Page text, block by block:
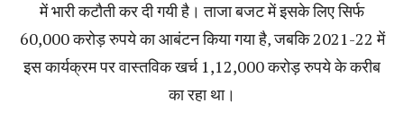
में भारी कटौती कर दी गयी है। ताजा बजट में इसके लिए सिर्फ
60,000 करोड़ रुपये का आबंटन किया गया है‚ जबकि 2021-22 में
इस कार्यक्रम पर वास्तविक खर्च 1,12,000 करोड़ रुपये के करीब
का रहा था।